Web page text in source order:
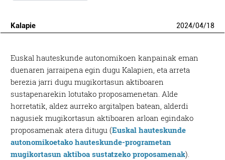
Kalapie 2024/04/18
Euskal hauteskunde autonomikoen kanpainak eman
duenaren jarraipena egin dugu Kalapien, eta arreta
berezia jarri dugu mugikortasun aktiboaren
sustapenarekin lotutako proposamenetan. Alde
horretatik, aldez aurreko argitalpen batean, alderdi
nagusiek mugikortasun aktiboaren arloan egindako
proposamenak atera ditugu (Euskal hauteskunde
autonomikoetako hauteskunde-programetan
mugikortasun aktiboa sustatzeko proposamenak).